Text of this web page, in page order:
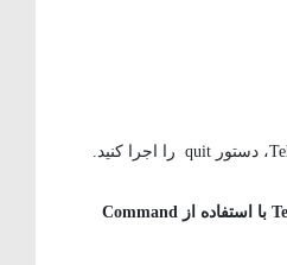
با استفاده از Command